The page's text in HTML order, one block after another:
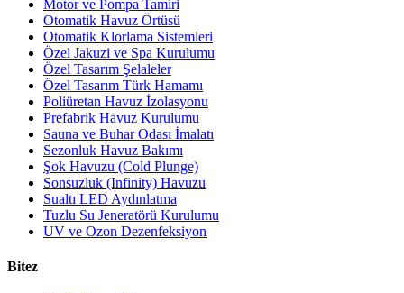
Motor ve Pompa Tamiri
Otomatik Havuz Örtüsü
Otomatik Klorlama Sistemleri
Özel Jakuzi ve Spa Kurulumu
Özel Tasarım Şelaleler
Özel Tasarım Türk Hamamı
Poliüretan Havuz İzolasyonu
Prefabrik Havuz Kurulumu
Sauna ve Buhar Odası İmalatı
Sezonluk Havuz Bakımı
Şok Havuzu (Cold Plunge)
Sonsuzluk (Infinity) Havuzu
Sualtı LED Aydınlatma
Tuzlu Su Jeneratörü Kurulumu
UV ve Ozon Dezenfeksiyon
Bitez